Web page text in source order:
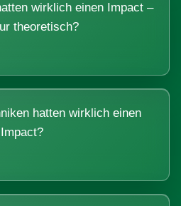
wirklich einen Impact –
theoretisch?
hatten wirklich einen
Impact?